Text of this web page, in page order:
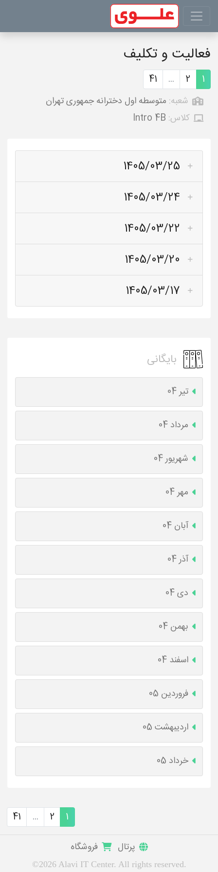
فعالیت و تکلیف
1
2
...
41
شعبه: متوسطه اول دخترانه جمهوری تهران
کلاس: Intro 4B
1405/03/25
1405/03/24
1405/03/22
1405/03/20
1405/03/17
بایگانی
تیر 04
مرداد 04
شهریور 04
مهر 04
آبان 04
آذر 04
دی 04
بهمن 04
اسفند 04
فروردین 05
اردیبهشت 05
خرداد 05
1
2
...
41
پرتال فروشگاه
©2026 Alavi IT Center. All rights reserved.